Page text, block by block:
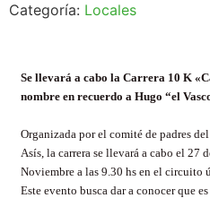
Categoría: Locales
Se llevará a cabo la Carrera 10 K
nombre en recuerdo a Hugo “el
Organizada por el comité de padres
Asís, la carrera se llevará a cabo el 27
Noviembre a las 9.30 hs en el circuito
Este evento busca dar a conocer que